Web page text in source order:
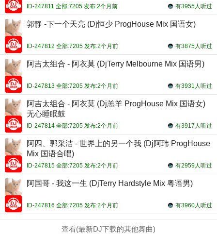
有3955人听过
ID-247811 全部:7205 发布:2个月前
郭静 -下一个天亮 (Dj恒少 ProgHouse Mix 国语女)
有3875人听过
ID-247812 全部:7205 发布:2个月前
阿吉太组合 - 阿衣莫 (DjTerry Melbourne Mix 国语男)
有3931人听过
ID-247813 全部:7205 发布:2个月前
阿吉太组合 - 阿衣莫 (Dj羔羊 ProgHouse Mix 国语女)
无心睡眠鼓
有3917人听过
ID-247814 全部:7205 发布:2个月前
阿四、郭采洁 - 世界上的另一个我 (Dj阿玮 ProgHouse
Mix 国语合唱)
有2959人听过
ID-247815 全部:7205 发布:2个月前
阿国哥 - 我这一生 (DjTerry Hardstyle Mix 粤语男)
有3960人听过
ID-247816 全部:7205 发布:2个月前
查看(最新DJ下载的其他舞曲)